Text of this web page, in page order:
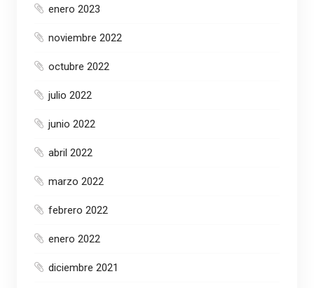
enero 2023
noviembre 2022
octubre 2022
julio 2022
junio 2022
abril 2022
marzo 2022
febrero 2022
enero 2022
diciembre 2021